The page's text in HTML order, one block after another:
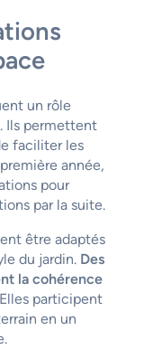
un rôle
Ils permettent
faciliter les
année,
pour
par la suite.
être adaptés
du jardin. Des
la cohérence
participent
en un